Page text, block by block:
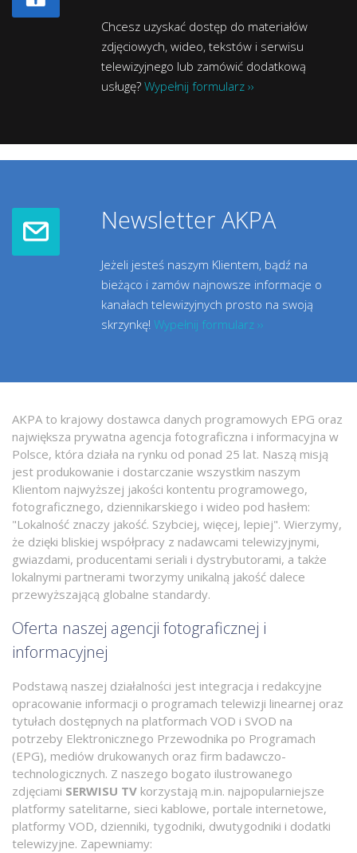
Chcesz uzyskać dostęp do materiałów
zdjęciowych, wideo, tekstów i serwisu
telewizyjnego lub zamówić dodatkową
usługę? Wypełnij formularz ››
Newsletter AKPA
Jeżeli jesteś naszym Klientem, bądź na
bieżąco i zamów najnowsze informacje o
kanałach telewizyjnych prosto na swoją
skrzynkę! Wypełnij formularz ››
AKPA to krajowy dostawca danych programowych EPG oraz
największa prywatna agencja fotograficzna i informacyjna w
Polsce, która działa na rynku od ponad 25 lat. Naszą misją
jest produkowanie i dostarczanie wszystkim naszym
Klientom najwyższej jakości kontentu programowego,
fotograficznego, dziennikarskiego i wideo pod hasłem:
"Lokalność znaczy jakość. Szybciej, więcej, lepiej". Wierzymy,
że dzięki bliskiej współpracy z nadawcami telewizyjnymi,
gwiazdami, producentami seriali i dystrybutorami, a także
lokalnymi partnerami tworzymy unikalną jakość dalece
przewyższającą globalne standardy.
Oferta naszej agencji fotograficznej i
informacyjnej
Podstawą naszej działalności jest integracja i redakcyjne
opracowanie informacji o programach telewizji linearnej oraz
tytułach dostępnych na platformach VOD i SVOD na
potrzeby Elektronicznego Przewodnika po Programach
(EPG), mediów drukowanych oraz firm badawczo-
technologicznych. Z naszego bogato ilustrowanego
zdjęciami SERWISU TV korzystają m.in. najpopularniejsze
platformy satelitarne, sieci kablowe, portale internetowe,
platformy VOD, dzienniki, tygodniki, dwutygodniki i dodatki
telewizyjne. Zapewniamy: